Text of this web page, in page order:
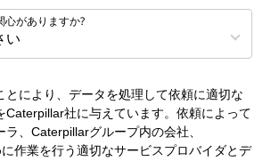
心がありますか?
とにより、データを処理して依頼に適切な
Caterpillar社に与えています。依頼によって
ラ、Caterpillarグループ内の会社、
作業を行う適切なサービスプロバイダとデ